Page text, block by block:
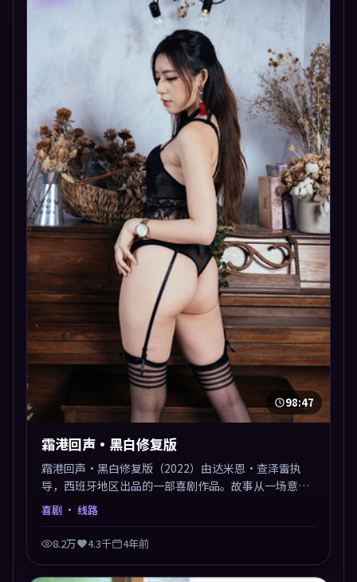
98:47
霜港回声·黑白修复版
霜港回声·黑白修复版（2022）由达米恩·查泽雷执
导，西班牙地区出品的一部喜剧作品。故事从一场意外
切入，人物在道德与生存之间反复摇摆，叙事层层推
手戏火花四溅。
喜剧 · 线路
8.2万 4.3千 4年前